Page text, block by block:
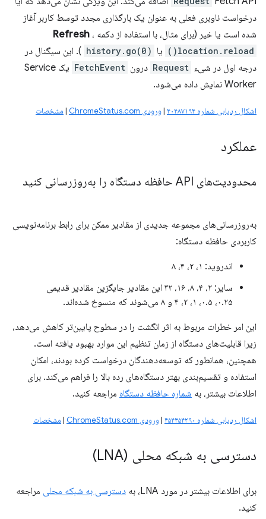
درخواست ناوبری فعلی به عنوان یک بارگذاری مجدد توسط کاربر آغاز
شده است یا خیر (برای مثال، با استفاده از دکمه
Refresh ،
location.reload() یا history.go(0) ). این سیگنال در
درجه اول در شیء Request درون FetchEvent
یک Service
Worker نمایش داده می‌شود.
اشکال ردیابی شماره ۴۰۴۸۷۱۹۴ |ورودی ChromeStatus.com | مشخصات
عملکرد
محدودیت‌های API حافظه دستگاه را به‌روزرسانی کنید
به‌روزرسانی‌های مجموعه جدیدی از مقادیر ممکن برای رابط برنامه‌نویسی
کاربردی حافظه دستگاه:
اندروید: ۱، ۲، ۴، ۸
سایر: ۲، ۴، ۸، ۱۶، ۳۲ این مقادیر جایگزین مقادیر قدیمی
۰.۲۵، ۰.۵، ۱، ۲، ۴ و ۸ می‌شوند که منسوخ شده‌اند.
این امر خطرات مربوط به اثر انگشت را در سطوح پایین‌تر کاهش می‌دهد،
زیرا قابلیت‌های دستگاه از زمان تنظیم این موارد بهبود یافته است.
همچنین، همانطور که توسعه‌دهندگان درخواست کرده بودند، امکان
استفاده و تقسیم‌بندی بهتر دستگاه‌های رده بالا را فراهم می‌کند. برای
اطلاعات بیشتر، به شماره حافظه دستگاه مراجعه کنید.
اشکال ردیابی شماره ۴۵۴۳۵۴۲۹۰ |ورودی ChromeStatus.com | مشخصات
دسترسی به شبکه محلی (LNA)
برای اطلاعات بیشتر در مورد LNA، به دسترسی به شبکه محلی مراجعه
کنید.